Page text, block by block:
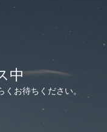
中
お待ちください。